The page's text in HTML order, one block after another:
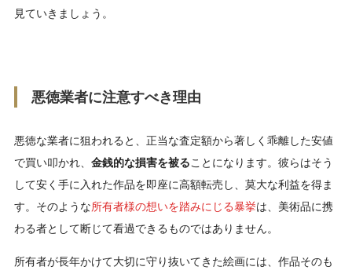
見ていきましょう。
悪徳業者に注意すべき理由
悪徳な業者に狙われると、正当な査定額から著しく乖離した安値
で買い叩かれ、 金銭的な損害を被ることになります。彼らはそう
して安く手に入れた作品を即座に高額転売し、莫大な利益を得ま
す。そのような所有者様の想いを踏みにじる暴挙は、美術品に携
わる者として断じて看過できるものではありません。
所有者が長年かけて大切に守り抜いてきた絵画には、作品そのも